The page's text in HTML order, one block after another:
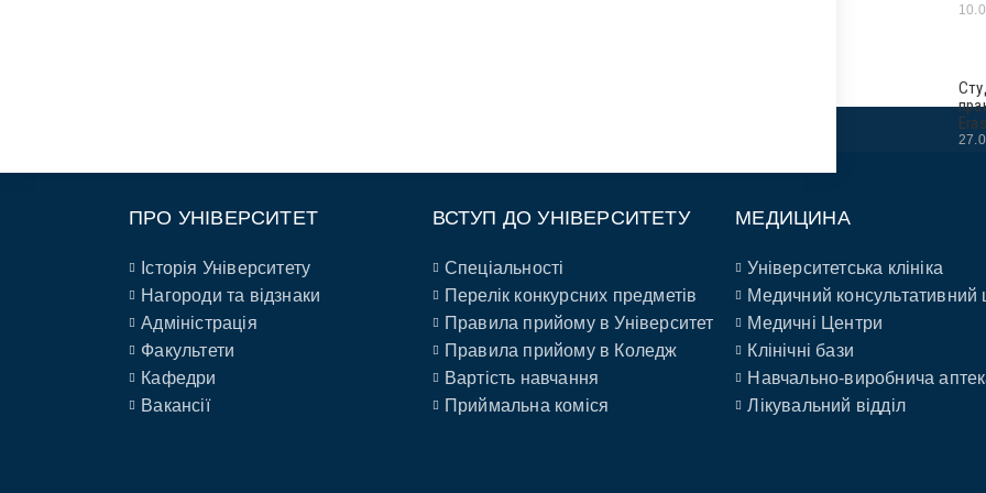
ПРО УНІВЕРСИТЕТ
Історія Університету
Нагороди та відзнаки
Адміністрація
Факультети
Кафедри
Вакансії
ВСТУП ДО УНІВЕРСИТЕТУ
Спеціальності
Перелік конкурсних предметів
Правила прийому в Університет
Правила прийому в Коледж
Вартість навчання
Приймальна коміся
МЕДИЦИНА
Університетська клініка
Медичний консультативний
Медичні Центри
Клінічні бази
Навчально-виробнича
Лікувальний відділ